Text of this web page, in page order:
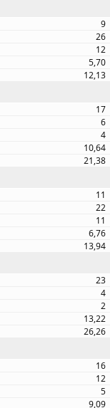
9
26
12
5,70
12,13
17
6
4
10,64
21,38
11
22
11
6,76
13,94
23
4
2
13,22
26,26
16
12
5
9,09